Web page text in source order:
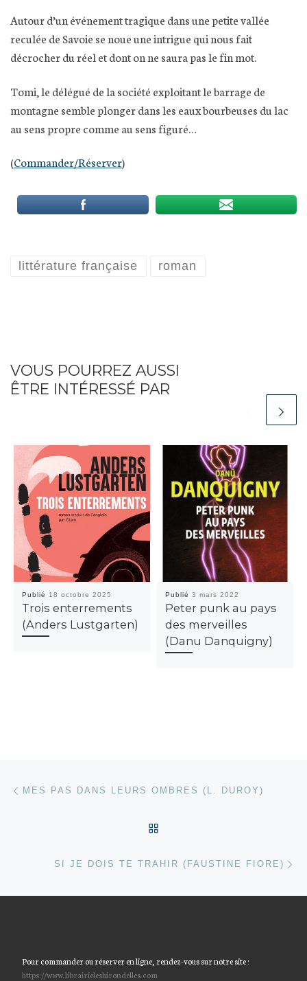
Autour d’un événement tragique dans une petite vallée
reculée de Savoie se noue une intrigue qui nous fait
décrocher du réel et dont on ne saura pas le fin mot.
Tomi, le délégué de la société exploitant le barrage de
montagne semble plonger dans les eaux bourbeuses du lac
au sens propre comme au sens figuré…
(Commander/Réserver)
littérature française roman
VOUS POURREZ AUSSI
ÊTRE INTÉRESSÉ PAR
Publié 18 octobre 2025
Trois enterrements
(Anders Lustgarten)
Publié 3 mars 2022
Peter punk au pays
des merveilles
(Danu Danquigny)
Parcourir les articles
MES PAS DANS LEURS OMBRES (L. DUROY)
SI JE DOIS TE TRAHIR (FAUSTINE FIORE)
Pour commander ou réserver en ligne, rendez-vous sur notre site :
https://www.librairieleshirondelles.com